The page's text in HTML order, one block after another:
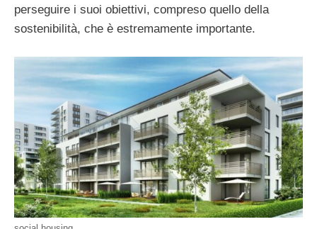
perseguire i suoi obiettivi, compreso quello della
sostenibilità, che è estremamente importante.